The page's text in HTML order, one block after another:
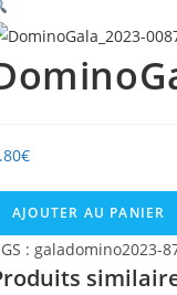
€
quantité
AJOUTER AU PANIER
: galadomino2023-